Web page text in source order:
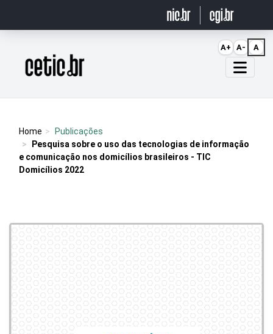
Página inicial
Home
Publicações
Pesquisa sobre o uso das tecnologias de informação
e comunicação nos domicílios brasileiros - TIC
Domicílios 2022
A+ A- A